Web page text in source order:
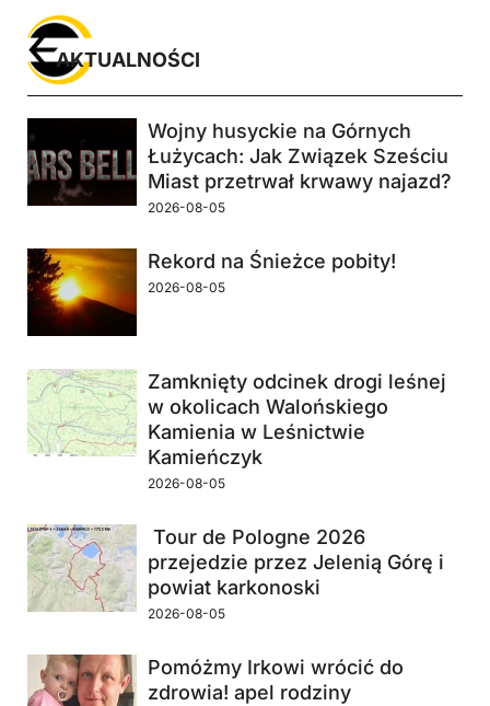
Wojny husyckie na Górnych
Łużycach: Jak Związek Sześciu
Miast przetrwał krwawy najazd?
2026-08-05
Rekord na Śnieżce pobity!
2026-08-05
Zamknięty odcinek drogi leśnej
w okolicach Walońskiego
Kamienia w Leśnictwie
Kamieńczyk
2026-08-05
Tour de Pologne 2026
przejedzie przez Jelenią Górę i
powiat karkonoski
2026-08-05
Pomóżmy Irkowi wrócić do
zdrowia! apel rodziny
AKTUALNOŚCI